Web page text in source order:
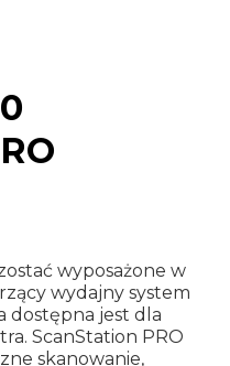
wyposażone w
wydajny system
dostępna jest dla
ScanStation PRO
skanowanie,